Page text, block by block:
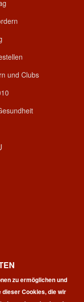
und Clubs
zu ermöglichen und
Cookies, die wir